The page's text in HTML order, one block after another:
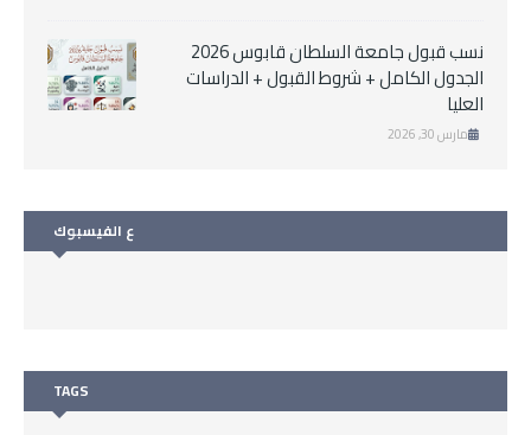
نسب قبول جامعة السلطان قابوس 2026
الجدول الكامل + شروط القبول + الدراسات
العليا
مارس 30, 2026
ع الفيسبوك
TAGS